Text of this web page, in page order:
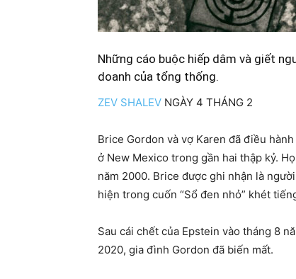
Những cáo buộc hiếp dâm và giết
doanh của tổng thống.
ZEV SHALEV NGÀY 4 THÁNG 2
Brice Gordon và vợ Karen đã điều
ở New Mexico trong gần hai thập kỷ.
năm 2000. Brice được ghi nhận là
hiện trong cuốn “Sổ đen nhỏ” khét
Sau cái chết của Epstein vào tháng 8
2020, gia đình Gordon đã biến mất.